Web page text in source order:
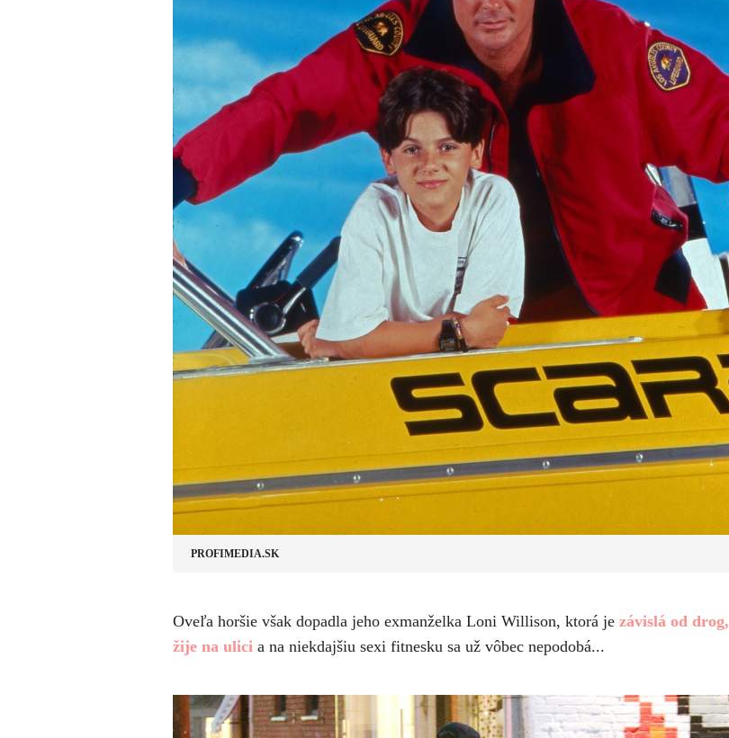
PROFIMEDIA.SK
​Oveľa horšie však dopadla jeho exmanželka Loni Willison, ktorá je závislá od drog,
žije na ulici a na niekdajšiu sexi fitnesku sa už vôbec nepodobá...